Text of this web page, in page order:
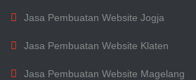
Jasa Pembuatan Website Jogja
Jasa Pembuatan Website Klaten
Jasa Pembuatan Website Magelang